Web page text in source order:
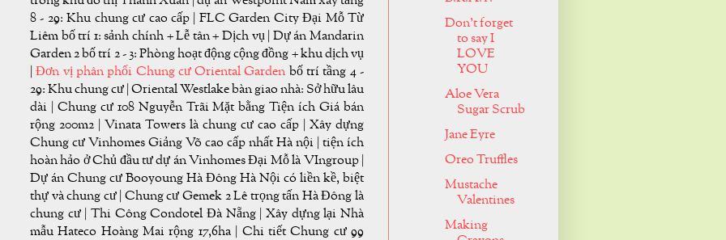
8 - 29: Khu chung cư cao cấp | FLC Garden City Đại Mỗ Từ
Liêm bố trí 1: sảnh chính + Lễ tân + Dịch vụ | Dự án Mandarin
Garden 2 bố trí 2 - 3: Phòng hoạt động cộng đồng + khu dịch vụ
|Đơn vị phân phối Chung cư Oriental Garden bố trí tầng 4 -
29: Khu chung cư | Oriental Westlake bàn giao nhà: Sở hữu lâu
dài | Chung cư 108 Nguyễn Trãi Mặt bằng Tiện ích Giá bán
rộng 200m2 | Vinata Towers là chung cư cao cấp | Xây dựng
Chung cư Vinhomes Giảng Võ cao cấp nhất Hà nội | tiện ích
hoàn hảo ở Chủ đầu tư dự án Vinhomes Đại Mỗ là VIngroup |
Dự án Chung cư Booyoung Hà Đông Hà Nội có liền kề, biệt
thự và chung cư | Chung cư Gemek 2 Lê trọng tấn Hà Đông là
chung cư | Thi Công Condotel Đà Nẵng | Xây dựng lại Nhà
mẫu Hateco Hoàng Mai rộng 17,6ha | Chi tiết Chung cư 99
Don't forget
to say I
LOVE
YOU
Aloe Vera
Sugar Scrub
Jane Eyre
Oreo Truffles
Mustache
Valentines
Making